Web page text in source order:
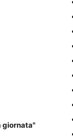
giornata"